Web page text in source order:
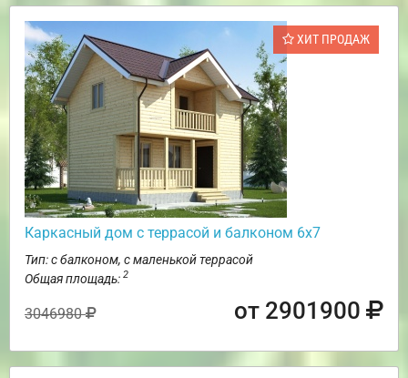
ХИТ ПРОДАЖ
Каркасный дом с террасой и балконом 6х7
Тип: с балконом, с маленькой террасой
Общая площадь: 2
3046980 от 2901900